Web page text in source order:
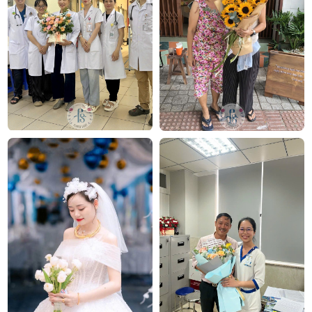
theo thời gian. Bởi đặc tính của hoa sáp là không bị
héo, giữ mùi thơm lâu và có thể chưng trong thời
gian dài. Phần cánh hoa mềm mại nhưng giữ form
rất tốt, đảm bảo về tính thẩm mỹ – tượng trưng cho
vẻ đẹp của người phụ nữ.
Cuối cùng là màu hoa,mẫu hoa đẹpcó nhiều màu
sắc khác nhau để sử dụng cho mục đích đa dạng.
Nếu là để tặng người yêu, vợ, bạn có thể chọn màu
đỏ/hồng lãng mạn. Còn nếu để tặng bạn bè, đồng
nghiệp, bạn có thể lựa các màu xanh/vàng.
Đọc thêm:
Hoa sinh nhật bạn gái
FlowerSight có bán bó hoa sáp 25 bông giá tốt
FlowerSight là cửa hàng hoa uy tín chuyên cung cấp